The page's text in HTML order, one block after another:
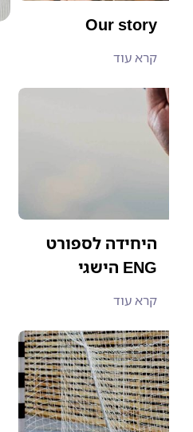
Our story
קרא עוד
היחידה לספורט
הישגי ENG
קרא עוד